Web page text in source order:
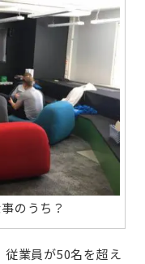
のうち？
業員が50名を超え